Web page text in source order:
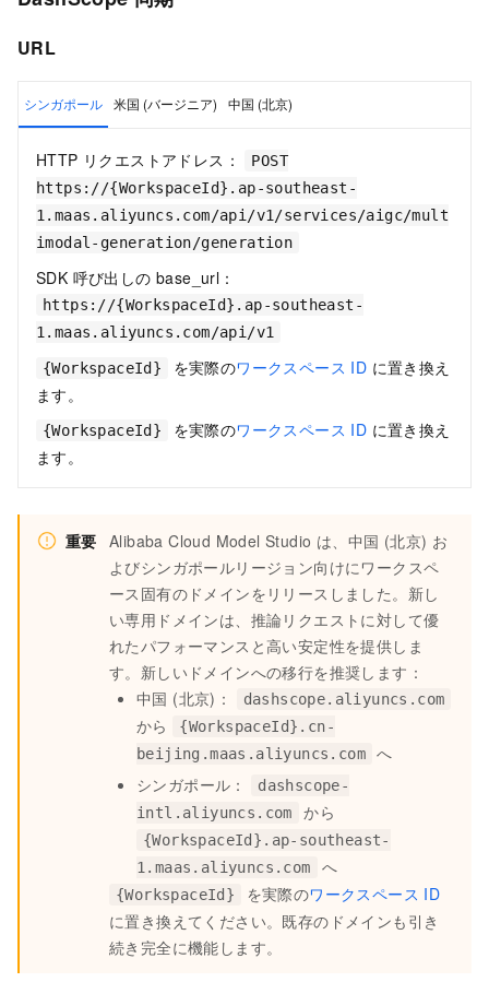
URL
シンガポール 米国 (バージニア) 中国 (北京)
HTTP リクエストアドレス：
POST
https://{WorkspaceId}.ap-southeast-
1.maas.aliyuncs.com/api/v1/services/aigc/mult
imodal-generation/generation
SDK 呼び出しの base_url：
https://{WorkspaceId}.ap-southeast-
1.maas.aliyuncs.com/api/v1
{WorkspaceId} を実際のワークスペース ID に置き換え
ます。
{WorkspaceId} を実際のワークスペース ID に置き換え
ます。
重要 Alibaba Cloud Model Studio は、中国 (北京) お
よびシンガポールリージョン向けにワークスペ
ース固有のドメインをリリースしました。新し
い専用ドメインは、推論リクエストに対して優
れたパフォーマンスと高い安定性を提供しま
す。新しいドメインへの移行を推奨します：
中国 (北京)：
dashscope.aliyuncs.com
から
{WorkspaceId}.cn-
beijing.maas.aliyuncs.com
へ
シンガポール：
dashscope-
intl.aliyuncs.com
から
{WorkspaceId}.ap-southeast-
1.maas.aliyuncs.com
へ
{WorkspaceId} を実際のワークスペース ID
に置き換えてください。既存のドメインも引き
続き完全に機能します。